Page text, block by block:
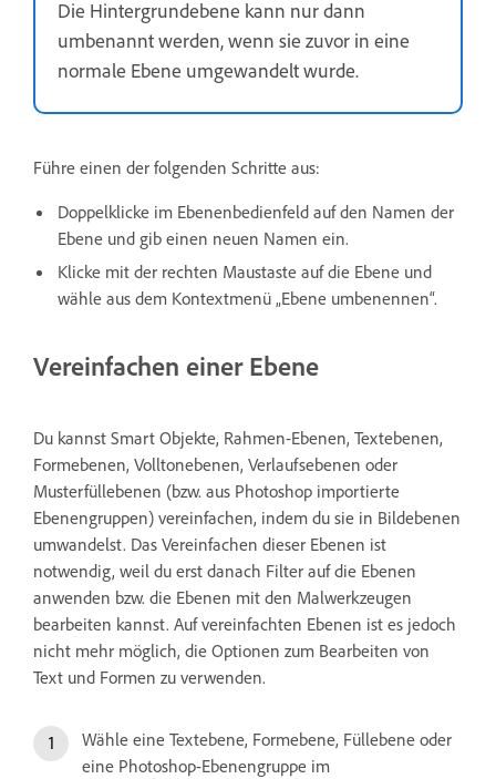
Die Hintergrundebene kann nur dann
umbenannt werden, wenn sie zuvor in eine
normale Ebene umgewandelt wurde.
Führe einen der folgenden Schritte aus:
Doppelklicke im Ebenenbedienfeld auf den Namen der
Ebene und gib einen neuen Namen ein.
Klicke mit der rechten Maustaste auf die Ebene und
wähle aus dem Kontextmenü „Ebene umbenennen“.
Vereinfachen einer Ebene
Du kannst Smart Objekte, Rahmen-Ebenen, Textebenen,
Formebenen, Volltonebenen, Verlaufsebenen oder
Musterfüllebenen (bzw. aus Photoshop importierte
Ebenengruppen) vereinfachen, indem du sie in Bildebenen
umwandelst. Das Vereinfachen dieser Ebenen ist
notwendig, weil du erst danach Filter auf die Ebenen
anwenden bzw. die Ebenen mit den Malwerkzeugen
bearbeiten kannst. Auf vereinfachten Ebenen ist es jedoch
nicht mehr möglich, die Optionen zum Bearbeiten von
Text und Formen zu verwenden.
Wähle eine Textebene, Formebene, Füllebene oder
eine Photoshop-Ebenengruppe im